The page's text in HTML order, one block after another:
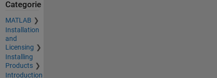
Categorie
MATLAB
Installation
and
Licensing
Installing
Products
Introduction